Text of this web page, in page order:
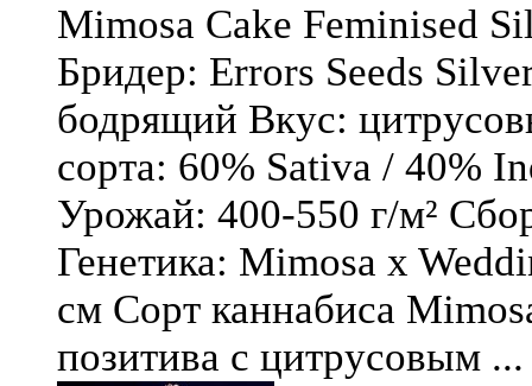
Mimosa Cake Feminised
Бридер: Errors Seeds
бодрящий Вкус:
сорта: 60% Sativa / 40%
Урожай: 400-550 г/м²
Генетика: Mimosa x
см Сорт каннабиса
позитива с цитрусовым ...